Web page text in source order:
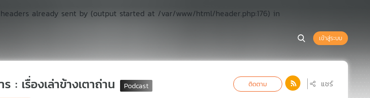
เข้าสู่ระบบ
already sent by (output started at /var/www/html/header.php:176) in
ร : เรื่องเล่าข้างเตาถ่าน ติดตาม แชร์